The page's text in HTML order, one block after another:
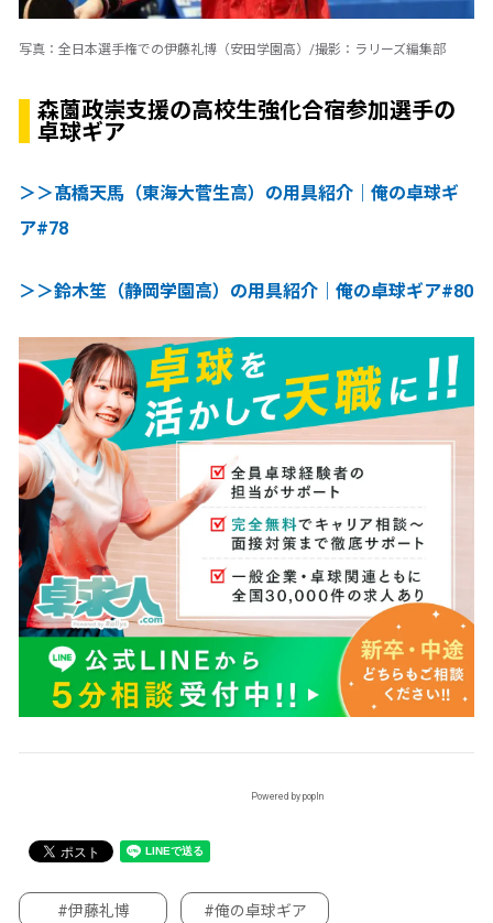
写真：全日本選手権での伊藤礼博（安田学園高）/撮影：ラリーズ編集部
森薗政崇支援の高校生強化合宿参加選手の
卓球ギア
＞＞髙橋天馬（東海大菅生高）の用具紹介｜俺の卓球ギ
ア#78
＞＞鈴木笙（静岡学園高）の用具紹介｜俺の卓球ギア#80
Powered by popIn
#伊藤礼博 #俺の卓球ギア